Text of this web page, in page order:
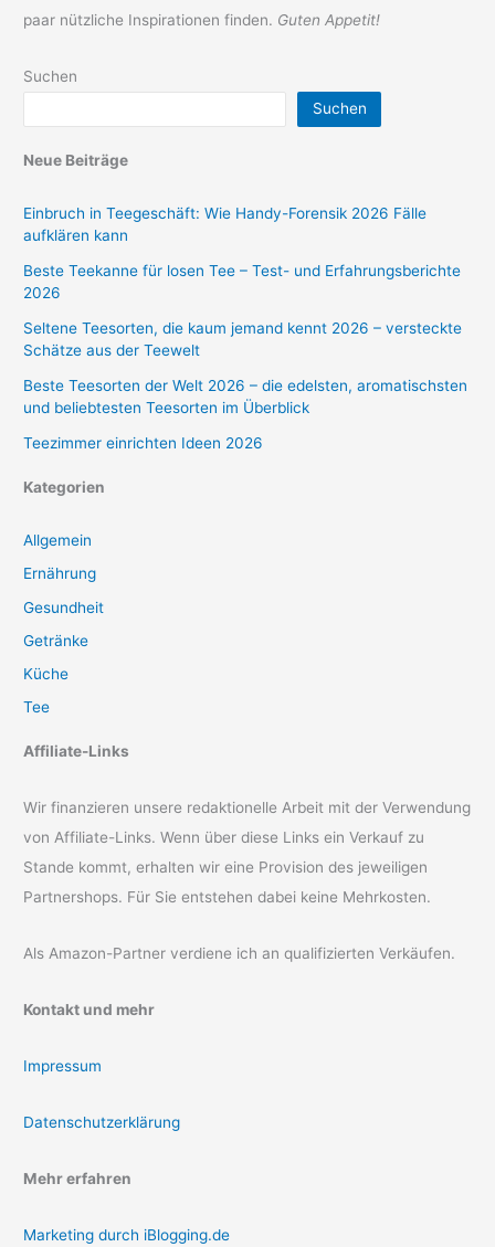
paar nützliche Inspirationen finden. Guten Appetit!
Suchen
Suchen
Neue Beiträge
Einbruch in Teegeschäft: Wie Handy-Forensik 2026 Fälle
aufklären kann
Beste Teekanne für losen Tee – Test- und Erfahrungsberichte
2026
Seltene Teesorten, die kaum jemand kennt 2026 – versteckte
Schätze aus der Teewelt
Beste Teesorten der Welt 2026 – die edelsten, aromatischsten
und beliebtesten Teesorten im Überblick
Teezimmer einrichten Ideen 2026
Kategorien
Allgemein
Ernährung
Gesundheit
Getränke
Küche
Tee
Affiliate-Links
Wir finanzieren unsere redaktionelle Arbeit mit der Verwendung
von Affiliate-Links. Wenn über diese Links ein Verkauf zu
Stande kommt, erhalten wir eine Provision des jeweiligen
Partnershops. Für Sie entstehen dabei keine Mehrkosten.
Als Amazon-Partner verdiene ich an qualifizierten Verkäufen.
Kontakt und mehr
Impressum
Datenschutzerklärung
Mehr erfahren
Marketing durch iBlogging.de